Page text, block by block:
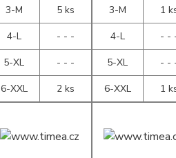
3-M
5 ks
4-L
- - -
5-XL
- - -
6-XXL
2 ks
3-M
1
4-L
- -
5-XL
- -
6-XXL
1